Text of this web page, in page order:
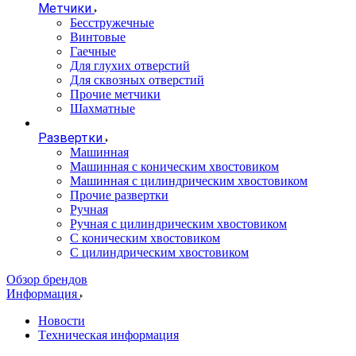
Метчики
Бесстружечные
Винтовые
Гаечные
Для глухих отверстий
Для сквозных отверстий
Прочие метчики
Шахматные
Развертки
Машинная
Машинная с коническим хвостовиком
Машинная с цилиндрическим хвостовиком
Прочие развертки
Ручная
Ручная с цилиндрическим хвостовиком
С коническим хвостовиком
С цилиндрическим хвостовиком
Обзор брендов
Информация
Новости
Tехническая информация